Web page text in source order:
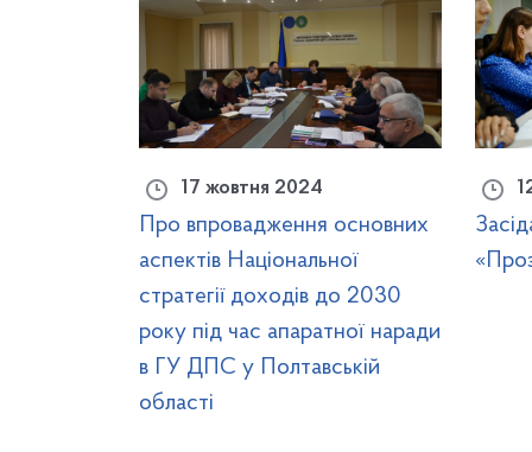
17 жовтня 2024
Про впровадження основних
аспектів Національної
стратегії доходів до 2030
року під час апаратної наради
в ГУ ДПС у Полтавській
області